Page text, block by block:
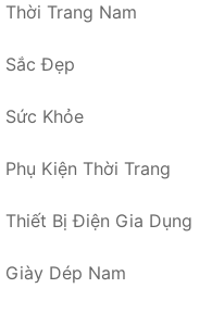
Thời Trang Nam
Sắc Đẹp
Sức Khỏe
Phụ Kiện Thời Trang
Thiết Bị Điện Gia Dụng
Giày Dép Nam